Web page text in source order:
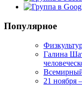
Популярное
Галина
Всемирный
21 ноября